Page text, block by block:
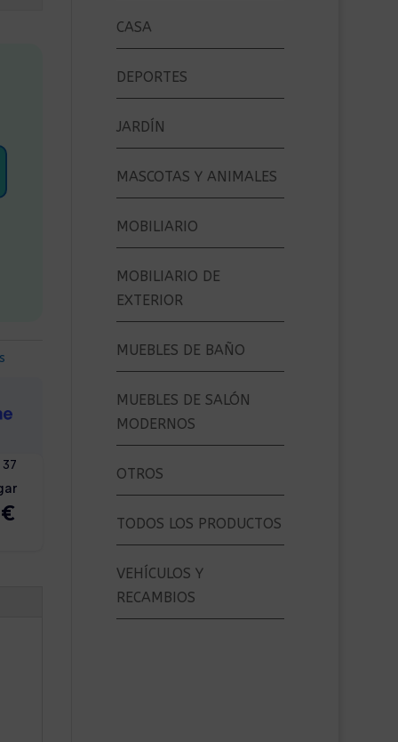
CASA
DEPORTES
JARDÍN
MASCOTAS Y ANIMALES
MOBILIARIO
MOBILIARIO DE
EXTERIOR
MUEBLES DE BAÑO
MUEBLES DE SALÓN
MODERNOS
OTROS
TODOS LOS PRODUCTOS
VEHÍCULOS Y
RECAMBIOS